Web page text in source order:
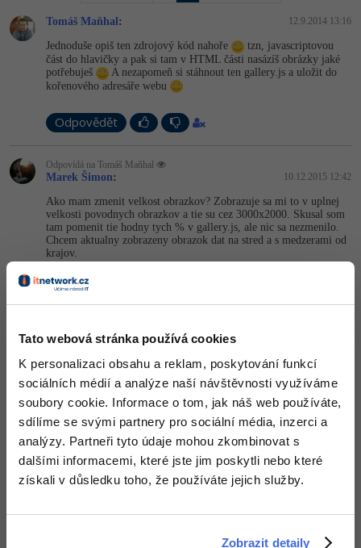
Tato webová stránka používá cookies
K personalizaci obsahu a reklam, poskytování funkcí
sociálních médií a analýze naší návštěvnosti využíváme
soubory cookie. Informace o tom, jak náš web používáte,
sdílíme se svými partnery pro sociální média, inzerci a
analýzy. Partneři tyto údaje mohou zkombinovat s
dalšími informacemi, které jste jim poskytli nebo které
získali v důsledku toho, že používáte jejich služby.
Zobrazit detaily
Spring
ASP.NET MVC
Django
Best practices
MySQL/MariaDB
MS-SQL
SQLite
Systémový administrátor
Grafik / UX/UI návrhář
Databázový analytik
Copywriter
SEO specialista
Kotlin -80%
C -80%
Návrh SW
Algoritmy -41%
Pro děti
Více
Fórum
Kurzy e-commerce
Testování softwaru
Datová analýza
Kurzy designu
HTML/CSS -80%
Tomáš Maňhal: 12.9.2014 13:16
Jednoduše opiš ten zdrojový kód nahoře
tzn, javascriptovou
část do hlavičky a pak si tam v HTML části nasázíš obrázky jaké
potřebuješ
A nezapomeň si stáhnout ten gallery.js a uložit do
kořenového adresáře webu
Odpovědět
Odpovídá na Tomáš Maňhal
Marek Šimon: 10.12.2015 12:42
Ako mam zmenit velkost obrazkov? Zobrazuje sa mi to v uplnej
velkosti povodnych obrazkov a tie su cez 3000x2000. Skusal som
tam pomenit tie hodny tych % v gallery.js, ale nic sa nezmenilo.
Chcem aktualny zobrazeny obrazok dat na stred a s medzerami od
krajov.
mam zafixovanu listu, cize sa to prekryva...
« Nejstarší 1 2 Nejnovější »
Nejnovější komentáře jsou na konci poslední stránky.